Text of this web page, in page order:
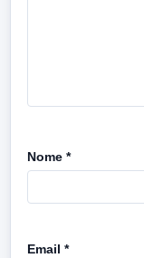
Nome *
Email *